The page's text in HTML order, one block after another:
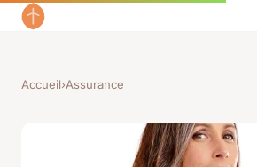
Accueil›Assurance